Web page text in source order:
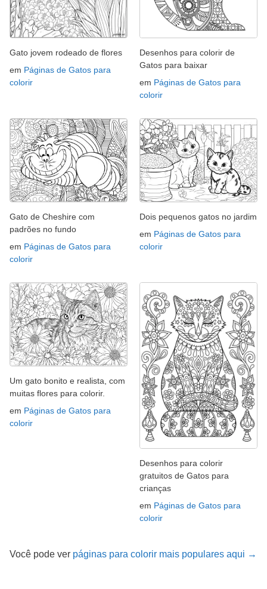
Gato jovem rodeado de flores
em Páginas de Gatos para
colorir
Desenhos para colorir de
Gatos para baixar
em Páginas de Gatos para
colorir
Gato de Cheshire com
padrões no fundo
em Páginas de Gatos para
colorir
Dois pequenos gatos no jardim
em Páginas de Gatos para
colorir
Um gato bonito e realista, com
muitas flores para colorir.
em Páginas de Gatos para
colorir
Desenhos para colorir
gratuitos de Gatos para
crianças
em Páginas de Gatos para
colorir
Você pode ver páginas para colorir mais populares aqui →